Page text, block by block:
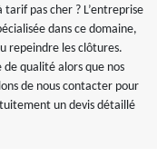
pas cher ? L’entreprise
dans ce domaine,
repeindre les clôtures.
de qualité alors que nos
de nous contacter pour
un devis détaillé